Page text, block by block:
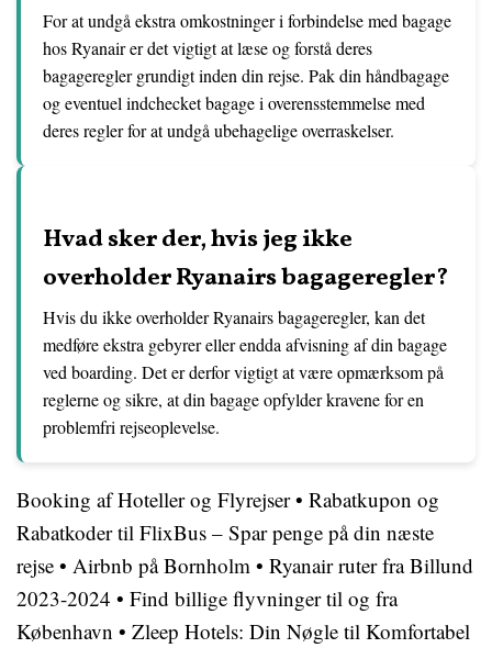
For at undgå ekstra omkostninger i forbindelse med bagage
hos Ryanair er det vigtigt at læse og forstå deres
bagageregler grundigt inden din rejse. Pak din håndbagage
og eventuel indchecket bagage i overensstemmelse med
deres regler for at undgå ubehagelige overraskelser.
Hvad sker der, hvis jeg ikke
overholder Ryanairs bagageregler?
Hvis du ikke overholder Ryanairs bagageregler, kan det
medføre ekstra gebyrer eller endda afvisning af din bagage
ved boarding. Det er derfor vigtigt at være opmærksom på
reglerne og sikre, at din bagage opfylder kravene for en
problemfri rejseoplevelse.
Booking af Hoteller og Flyrejser• Rabatkupon og
Rabatkoder til FlixBus – Spar penge på din næste
rejse • Airbnb på Bornholm • Ryanair ruter fra Billund
2023-2024 • Find billige flyvninger til og fra
København • Zleep Hotels: Din Nøgle til Komfortabel